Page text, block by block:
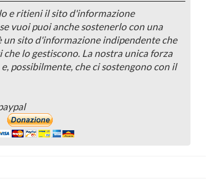
e ritieni il sito d'informazione
vuoi puoi anche sostenerlo con una
sito d'informazione indipendente che
lo gestiscono. La nostra unica forza
possibilmente, che ci sostengono con il